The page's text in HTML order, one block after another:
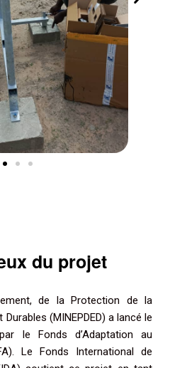
du projet
de la Protection de la
(MINEPDED) a lancé le
le Fonds d’Adaptation au
Le Fonds International de